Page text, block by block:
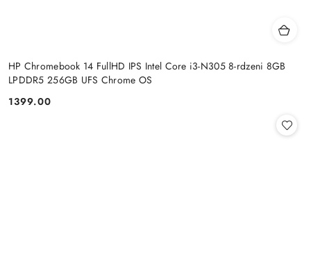
HP Chromebook 14 FullHD IPS Intel Core i3-N305 8-rdzeni 8GB
LPDDR5 256GB UFS Chrome OS
Cena:
1399.00